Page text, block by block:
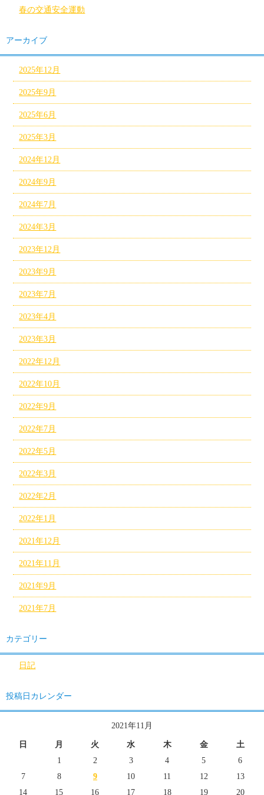
春の交通安全運動
アーカイブ
2025年12月
2025年9月
2025年6月
2025年3月
2024年12月
2024年9月
2024年7月
2024年3月
2023年12月
2023年9月
2023年7月
2023年4月
2023年3月
2022年12月
2022年10月
2022年9月
2022年7月
2022年5月
2022年3月
2022年2月
2022年1月
2021年12月
2021年11月
2021年9月
2021年7月
カテゴリー
日記
投稿日カレンダー
2021年11月
日 月 火 水 木 金
土
1
2 3 4 5
6
7
8 9 10 11 12
13
14
15 16 17 18 19 20